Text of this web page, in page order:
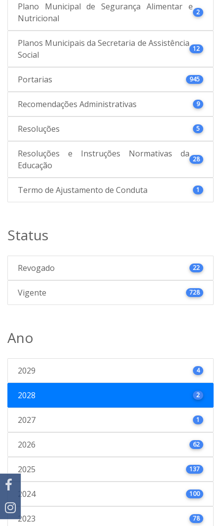
Plano Municipal de Segurança Alimentar e
Nutricional
2
Planos Municipais da Secretaria de Assistência
Social
12
Portarias 945
Recomendações Administrativas 9
Resoluções 5
Resoluções e Instruções Normativas da
Educação
28
Termo de Ajustamento de Conduta 1
Status
Revogado 22
Vigente 728
Ano
2029 4
2028 2
2027 1
2026 62
2025 137
2024 100
2023 78